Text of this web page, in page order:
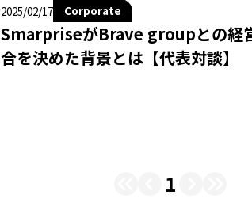
2025/02/17 Corporate
SmarpriseがBrave groupとの経
合を決めた背景とは【代表対談】
1